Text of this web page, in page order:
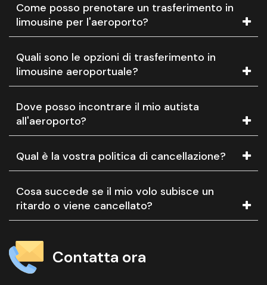
Come posso prenotare un trasferimento in
limousine per l'aeroporto?
Quali sono le opzioni di trasferimento in
limousine aeroportuale?
Dove posso incontrare il mio autista
all'aeroporto?
Qual è la vostra politica di cancellazione?
Cosa succede se il mio volo subisce un
ritardo o viene cancellato?
Contatta ora